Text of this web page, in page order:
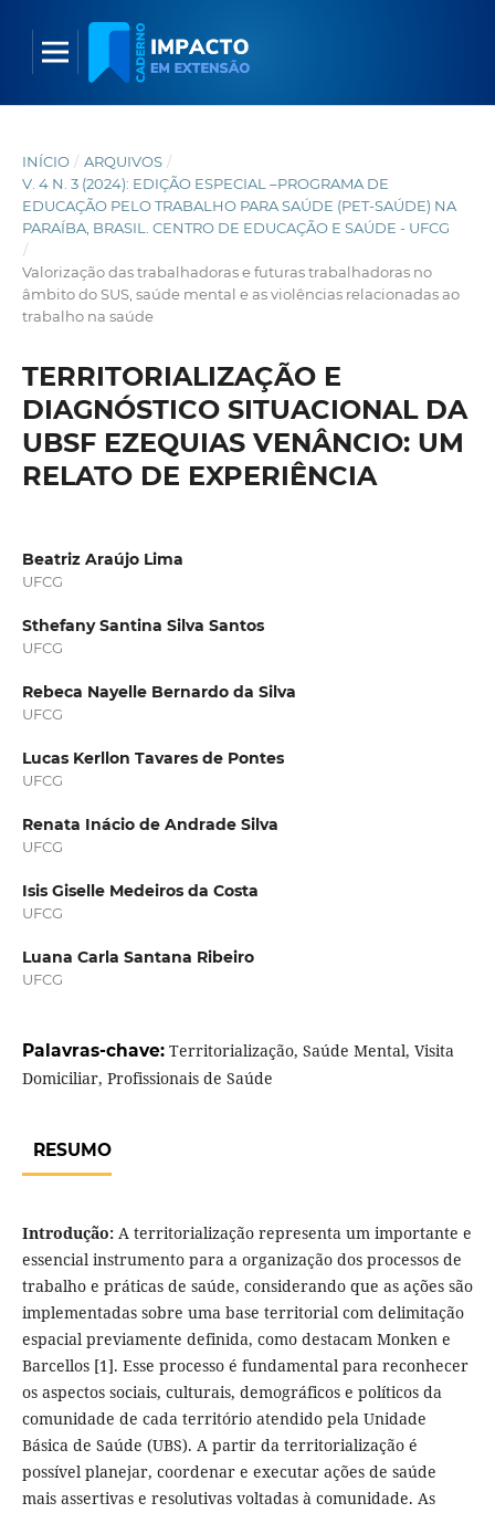
INÍCIO / ARQUIVOS /
V. 4 N. 3 (2024): EDIÇÃO ESPECIAL –PROGRAMA DE
EDUCAÇÃO PELO TRABALHO PARA SAÚDE (PET-SAÚDE) NA
PARAÍBA, BRASIL. CENTRO DE EDUCAÇÃO E SAÚDE - UFCG
/
Valorização das trabalhadoras e futuras trabalhadoras no
âmbito do SUS, saúde mental e as violências relacionadas ao
trabalho na saúde
TERRITORIALIZAÇÃO E
DIAGNÓSTICO SITUACIONAL DA
UBSF EZEQUIAS VENÂNCIO: UM
RELATO DE EXPERIÊNCIA
Beatriz Araújo Lima
UFCG
Sthefany Santina Silva Santos
UFCG
Rebeca Nayelle Bernardo da Silva
UFCG
Lucas Kerllon Tavares de Pontes
UFCG
Renata Inácio de Andrade Silva
UFCG
Isis Giselle Medeiros da Costa
UFCG
Luana Carla Santana Ribeiro
UFCG
Palavras-chave: Territorialização, Saúde Mental, Visita
Domiciliar, Profissionais de Saúde
RESUMO
Introdução: A territorialização representa um importante e
essencial instrumento para a organização dos processos de
trabalho e práticas de saúde, considerando que as ações são
implementadas sobre uma base territorial com delimitação
espacial previamente definida, como destacam Monken e
Barcellos [1]. Esse processo é fundamental para reconhecer
os aspectos sociais, culturais, demográficos e políticos da
comunidade de cada território atendido pela Unidade
Básica de Saúde (UBS). A partir da territorialização é
possível planejar, coordenar e executar ações de saúde
mais assertivas e resolutivas voltadas à comunidade. As